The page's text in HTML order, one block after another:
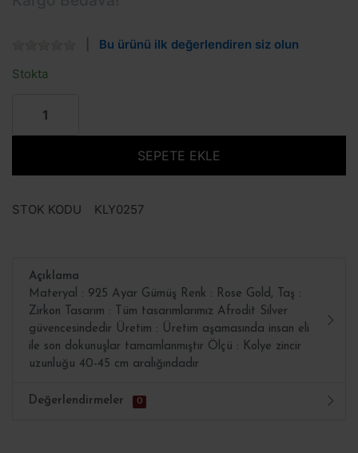
Bu ürünü ilk değerlendiren siz olun
Stokta
SEPETE EKLE
STOK KODU KLY0257
Açıklama
Materyal : 925 Ayar Gümüş Renk : Rose Gold, Taş :
Zirkon Tasarım : Tüm tasarımlarımız Afrodit Silver
güvencesindedir Üretim : Üretim aşamasında insan eli
ile son dokunuşlar tamamlanmıştır Ölçü : Kolye zincir
uzunluğu 40-45 cm aralığındadır
Değerlendirmeler 0